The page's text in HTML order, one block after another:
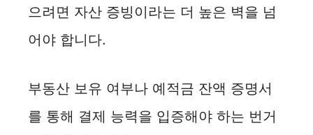
으려면 자산 증빙이라는 더 높은 벽을 넘
어야 합니다.
부동산 보유 여부나 예적금 잔액 증명서
를 통해 결제 능력을 입증해야 하는 번거